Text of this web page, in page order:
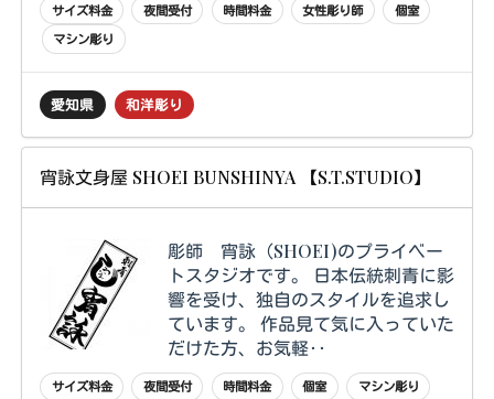
サイズ料金 夜間受付 時間料金 女性彫り師
個室
マシン彫り
愛知県 和洋彫り
宵詠文身屋 SHOEI BUNSHINYA 【S.T.STUDIO】
彫師 宵詠（SHOEI)のプライベー
トスタジオです。 日本伝統刺青に影
響を受け、独自のスタイルを追求し
ています。 作品見て気に入っていた
だけた方、お気軽‥
サイズ料金 夜間受付 時間料金 個室 マシン彫り